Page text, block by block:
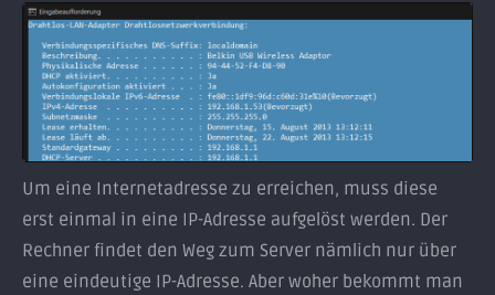
Um eine Internetadresse zu erreichen, muss diese
erst einmal in eine IP-Adresse aufgelöst werden. Der
Rechner findet den Weg zum Server nämlich nur über
eine eindeutige IP-Adresse. Aber woher bekommt man